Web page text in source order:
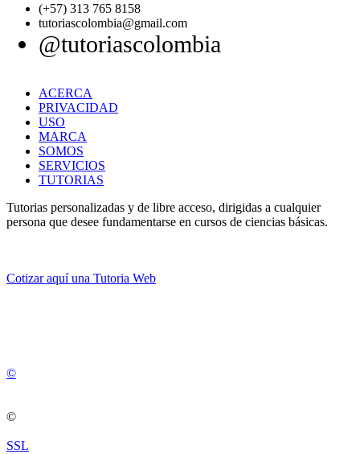
(+57) 313 765 8158
tutoriascolombia@gmail.com
@tutoriascolombia
ACERCA
PRIVACIDAD
USO
MARCA
SOMOS
SERVICIOS
TUTORIAS
Tutorias personalizadas y de libre acceso, dirigidas a cualquier
persona que desee fundamentarse en cursos de ciencias básicas.
Cotizar aquí una Tutoria Web
©
©
SSL